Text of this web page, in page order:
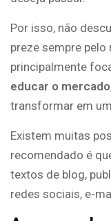
Por isso, não
preze sempre
principalmente
educar o mercado
transformar em
Existem muitas
recomendado é
textos de blog,
redes sociais, e-